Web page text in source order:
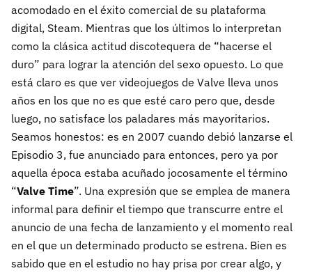
acomodado en el éxito comercial de su plataforma
digital, Steam. Mientras que los últimos lo interpretan
como la clásica actitud discotequera de “hacerse el
duro” para lograr la atención del sexo opuesto. Lo que
está claro es que ver videojuegos de Valve lleva unos
años en los que no es que esté caro pero que, desde
luego, no satisface los paladares más mayoritarios.
Seamos honestos: es en 2007 cuando debió lanzarse el
Episodio 3, fue anunciado para entonces, pero ya por
aquella época estaba acuñado jocosamente el término
“Valve Time”. Una expresión que se emplea de manera
informal para definir el tiempo que transcurre entre el
anuncio de una fecha de lanzamiento y el momento real
en el que un determinado producto se estrena. Bien es
sabido que en el estudio no hay prisa por crear algo, y